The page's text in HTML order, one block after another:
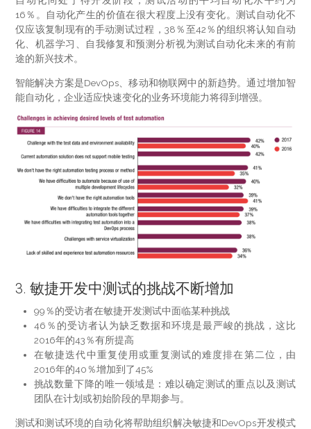
16％。自动化产生的价值在很大程度上没有变化。测试自动化不
仅应该复制现有的手动测试过程，38％至42％的组织将认知自动
化、机器学习、自我修复和预测分析视为测试自动化未来的有前
途的新兴技术。
智能解决方案是DevOps、移动和物联网中的新趋势。通过增加智
能自动化，企业适应快速变化的业务环境能力将得到增强。
3. 敏捷开发中测试的挑战不断增加
99％的受访者在敏捷开发测试中面临某种挑战
46％的受访者认为缺乏数据和环境是最严峻的挑战，这比
2016年的43％有所提高
在敏捷迭代中重复使用或重复测试的难度排在第二位，由
2016年的40％增加到了45%
挑战数量下降的唯一领域是：难以确定测试的重点以及测试
团队在计划或初始阶段的早期参与。
测试和测试环境的自动化将帮助组织解决敏捷和DevOps开发模式